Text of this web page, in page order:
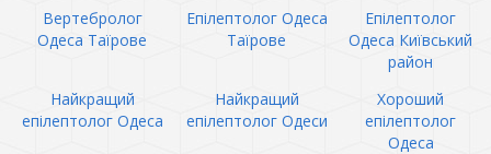
Вертебролог
Одеса Таїрове
Епілептолог Одеса
Таїрове
Епілептолог
Одеса Київський
район
Найкращий
епілептолог Одеса
Найкращий
епілептолог Одеси
Хороший
епілептолог
Одеса